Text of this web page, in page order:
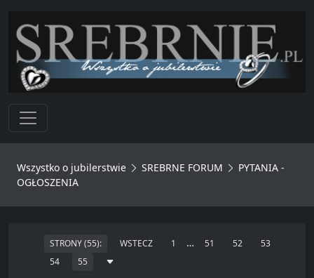
Toggle navigation
Wszystko o jubilerstwie SREBRNE FORUM
PYTANIA -
OGŁOSZENIA
STRONY (55): WSTECZ 1 … 51 52
53
54
55